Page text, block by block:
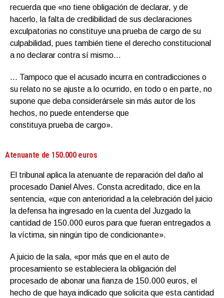
recuerda que «no tiene obligación de declarar, y de
hacerlo, la falta de credibilidad de sus declaraciones
exculpatorias no constituye una prueba de cargo de su
culpabilidad, pues también tiene el derecho constitucional
a no declarar contra sí mismo…
… Tampoco que el acusado incurra en contradicciones o
su relato no se ajuste a lo ocurrido, en todo o en parte, no
supone que deba considerársele sin más autor de los
hechos, no puede entenderse que
constituya prueba de cargo».
Atenuante de 150.000 euros
El tribunal aplica la atenuante de reparación del daño al
procesado Daniel Alves. Consta acreditado, dice en la
sentencia, «que con anterioridad a la celebración del juicio
la defensa ha ingresado en la cuenta del Juzgado la
cantidad de 150.000 euros para que fueran entregados a
la víctima, sin ningún tipo de condicionante».
A juicio de la sala, «por más que en el auto de
procesamiento se estableciera la obligación del
procesado de abonar una fianza de 150.000 euros, el
hecho de que haya indicado que solicita que esta cantidad